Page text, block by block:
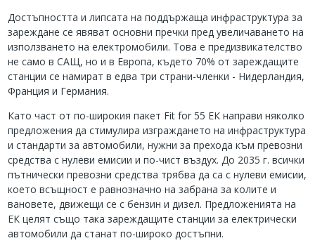
Достъпността и липсата на поддържаща инфраструктура за
зареждане се явяват основни пречки пред увеличаването на
използването на електромобили. Това е предизвикателство
не само в САЩ, но и в Европа, където 70% от зареждащите
станции се намират в едва три страни-членки - Нидерландия,
Франция и Германия.
Като част от по-широкия пакет Fit for 55 ЕК направи няколко
предложения да стимулира изграждането на инфраструктура
и стандарти за автомобили, нужни за прехода към превозни
средства с нулеви емисии и по-чист въздух. До 2035 г. всички
пътнически превозни средства трябва да са с нулеви емисии,
което всъщност е равнозначно на забрана за колите и
вановете, движещи се с бензин и дизел. Предложенията на
ЕК целят също така зареждащите станции за електрически
автомобили да станат по-широко достъпни.